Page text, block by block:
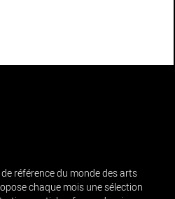
référence du monde des arts
chaque mois une sélection